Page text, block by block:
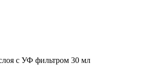
с УФ фильтром 30 мл